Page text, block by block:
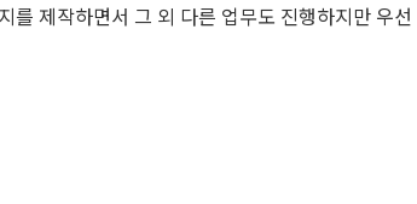
를 제작하면서 그 외 다른 업무도 진행하지만 우